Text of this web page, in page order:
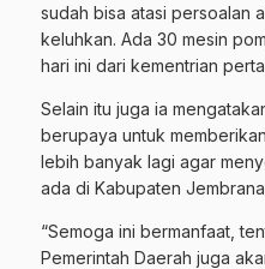
sudah bisa atasi persoalan
keluhkan. Ada 30 mesin
hari ini dari kementrian
Selain itu juga ia
berupaya untuk
lebih banyak lagi agar
ada di Kabupaten
“Semoga ini bermanfaat,
Pemerintah Daerah juga